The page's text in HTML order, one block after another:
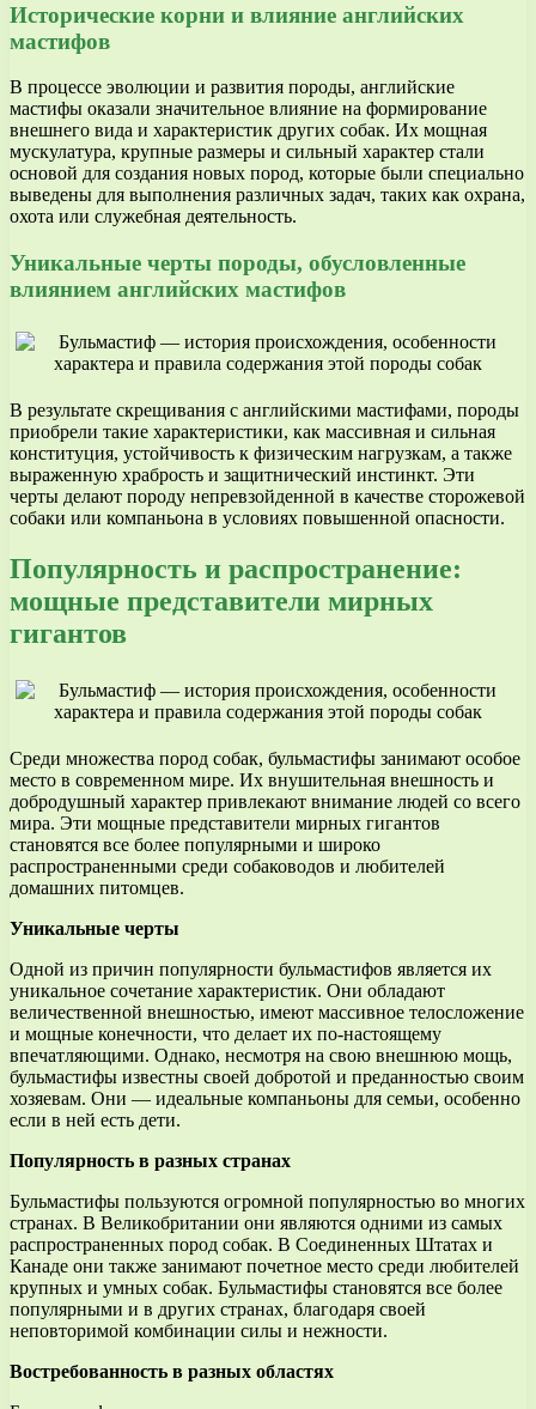
Исторические корни и влияние английских
мастифов
В процессе эволюции и развития породы, английские
мастифы оказали значительное влияние на формирование
внешнего вида и характеристик других собак. Их мощная
мускулатура, крупные размеры и сильный характер стали
основой для создания новых пород, которые были специально
выведены для выполнения различных задач, таких как охрана,
охота или служебная деятельность.
Уникальные черты породы, обусловленные
влиянием английских мастифов
В результате скрещивания с английскими мастифами, породы
приобрели такие характеристики, как массивная и сильная
конституция, устойчивость к физическим нагрузкам, а также
выраженную храбрость и защитнический инстинкт. Эти
черты делают породу непревзойденной в качестве сторожевой
собаки или компаньона в условиях повышенной опасности.
Популярность и распространение:
мощные представители мирных
гигантов
Среди множества пород собак, бульмастифы занимают особое
место в современном мире. Их внушительная внешность и
добродушный характер привлекают внимание людей со всего
мира. Эти мощные представители мирных гигантов
становятся все более популярными и широко
распространенными среди собаководов и любителей
домашних питомцев.
Уникальные черты
Одной из причин популярности бульмастифов является их
уникальное сочетание характеристик. Они обладают
величественной внешностью, имеют массивное телосложение
и мощные конечности, что делает их по-настоящему
впечатляющими. Однако, несмотря на свою внешнюю мощь,
бульмастифы известны своей добротой и преданностью своим
хозяевам. Они — идеальные компаньоны для семьи, особенно
если в ней есть дети.
Популярность в разных странах
Бульмастифы пользуются огромной популярностью во многих
странах. В Великобритании они являются одними из самых
распространенных пород собак. В Соединенных Штатах и
Канаде они также занимают почетное место среди любителей
крупных и умных собак. Бульмастифы становятся все более
популярными и в других странах, благодаря своей
неповторимой комбинации силы и нежности.
Востребованность в разных областях